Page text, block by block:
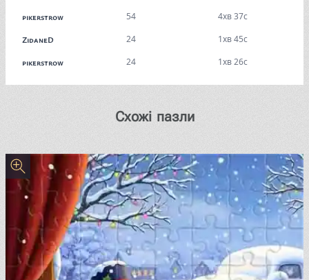
pikerstrow 54 4хв 37с
ZidaneD 24 1хв 45с
pikerstrow 24 1хв 26с
Схожі пазли